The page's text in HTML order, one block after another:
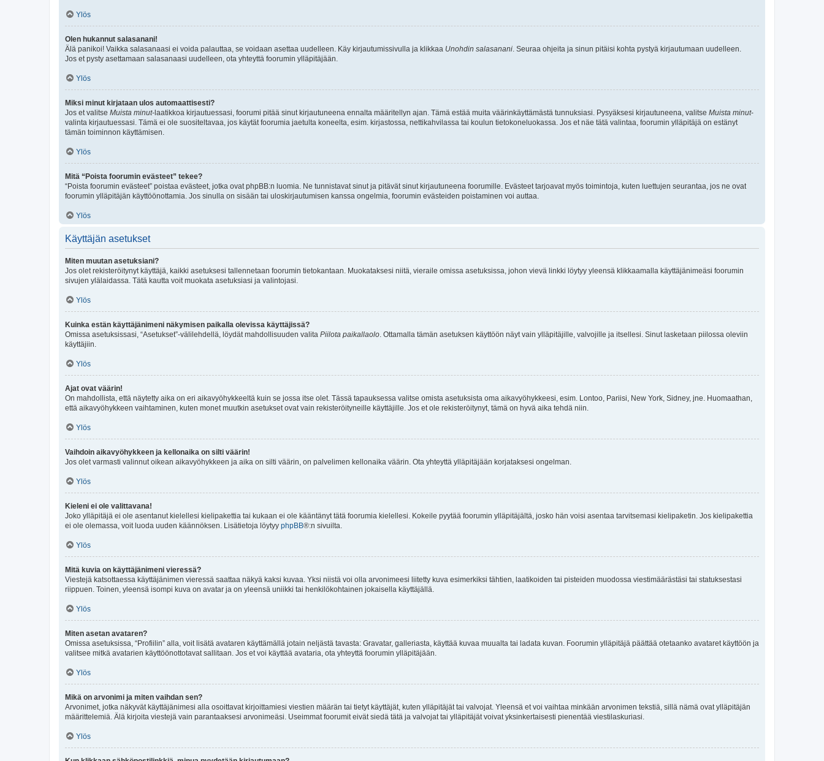
Ylös
Olen hukannut salasanani!
Älä panikoi! Vaikka salasanaasi ei voida palauttaa, se voidaan asettaa uudelleen. Käy kirjautumissivulla ja klikkaa Unohdin salasanani . Seuraa ohjeita ja sinun pitäisi kohta pystyä kirjautumaan uudelleen.
Jos et pysty asettamaan salasanaasi uudelleen, ota yhteyttä foorumin ylläpitäjään.
Ylös
Miksi minut kirjataan ulos automaattisesti?
Jos et valitse Muista minut-laatikkoa kirjautuessasi, foorumi pitää sinut kirjautuneena ennalta määritellyn ajan. Tämä estää muita väärinkäyttämästä tunnuksiasi. Pysyäksesi kirjautuneena, valitse Muista minut-
valinta kirjautuessasi. Tämä ei ole suositeltavaa, jos käytät foorumia jaetulta koneelta, esim. kirjastossa, nettikahvilassa tai koulun tietokoneluokassa. Jos et näe tätä valintaa, foorumin ylläpitäjä on estänyt
tämän toiminnon käyttämisen.
Ylös
Mitä “Poista foorumin evästeet” tekee?
“Poista foorumin evästeet” poistaa evästeet, jotka ovat phpBB:n luomia. Ne tunnistavat sinut ja pitävät sinut kirjautuneena foorumille. Evästeet tarjoavat myös toimintoja, kuten luettujen seurantaa, jos ne ovat
foorumin ylläpitäjän käyttöönottamia. Jos sinulla on sisään tai uloskirjautumisen kanssa ongelmia, foorumin evästeiden poistaminen voi auttaa.
Ylös
Käyttäjän asetukset
Miten muutan asetuksiani?
Jos olet rekisteröitynyt käyttäjä, kaikki asetuksesi tallennetaan foorumin tietokantaan. Muokataksesi niitä, vieraile omissa asetuksissa, johon vievä linkki löytyy yleensä klikkaamalla käyttäjänimeäsi foorumin
sivujen ylälaidassa. Tätä kautta voit muokata asetuksiasi ja valintojasi.
Ylös
Kuinka estän käyttäjänimeni näkymisen paikalla olevissa käyttäjissä?
Omissa asetuksissasi, “Asetukset”-välilehdellä, löydät mahdollisuuden valita Piilota paikallaolo . Ottamalla tämän asetuksen käyttöön näyt vain ylläpitäjille, valvojille ja itsellesi. Sinut lasketaan piilossa oleviin
käyttäjiin.
Ylös
Ajat ovat väärin!
On mahdollista, että näytetty aika on eri aikavyöhykkeeltä kuin se jossa itse olet. Tässä tapauksessa valitse omista asetuksista oma aikavyöhykkeesi, esim. Lontoo, Pariisi, New York, Sidney, jne. Huomaathan,
että aikavyöhykkeen vaihtaminen, kuten monet muutkin asetukset ovat vain rekisteröityneille käyttäjille. Jos et ole rekisteröitynyt, tämä on hyvä aika tehdä niin.
Ylös
Vaihdoin aikavyöhykkeen ja kellonaika on silti väärin!
Jos olet varmasti valinnut oikean aikavyöhykkeen ja aika on silti väärin, on palvelimen kellonaika väärin. Ota yhteyttä ylläpitäjään korjataksesi ongelman.
Ylös
Kieleni ei ole valittavana!
Joko ylläpitäjä ei ole asentanut kielellesi kielipakettia tai kukaan ei ole kääntänyt tätä foorumia kielellesi. Kokeile pyytää foorumin ylläpitäjältä, josko hän voisi asentaa tarvitsemasi kielipaketin. Jos kielipakettia
ei ole olemassa, voit luoda uuden käännöksen. Lisätietoja löytyy phpBB®:n sivuilta.
Ylös
Mitä kuvia on käyttäjänimeni vieressä?
Viestejä katsottaessa käyttäjänimen vieressä saattaa näkyä kaksi kuvaa. Yksi niistä voi olla arvonimeesi liitetty kuva esimerkiksi tähtien, laatikoiden tai pisteiden muodossa viestimäärästäsi tai statuksestasi
riippuen. Toinen, yleensä isompi kuva on avatar ja on yleensä uniikki tai henkilökohtainen jokaisella käyttäjällä.
Ylös
Miten asetan avataren?
Omissa asetuksissa, “Profiilin” alla, voit lisätä avataren käyttämällä jotain neljästä tavasta: Gravatar, galleriasta, käyttää kuvaa muualta tai ladata kuvan. Foorumin ylläpitäjä päättää otetaanko avataret käyttöön ja
valitsee mitkä avatarien käyttöönottotavat sallitaan. Jos et voi käyttää avataria, ota yhteyttä foorumin ylläpitäjään.
Ylös
Mikä on arvonimi ja miten vaihdan sen?
Arvonimet, jotka näkyvät käyttäjänimesi alla osoittavat kirjoittamiesi viestien määrän tai tietyt käyttäjät, kuten ylläpitäjät tai valvojat. Yleensä et voi vaihtaa minkään arvonimen tekstiä, sillä nämä ovat ylläpitäjän
määrittelemiä. Älä kirjoita viestejä vain parantaaksesi arvonimeäsi. Useimmat foorumit eivät siedä tätä ja valvojat tai ylläpitäjät voivat yksinkertaisesti pienentää viestilaskuriasi.
Ylös